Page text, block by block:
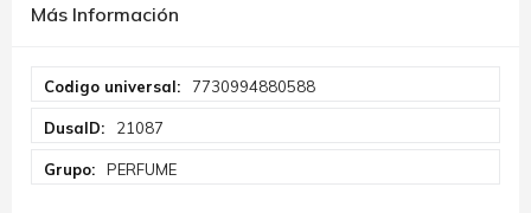
Más Información
Información
7730994880588
21087
PERFUME